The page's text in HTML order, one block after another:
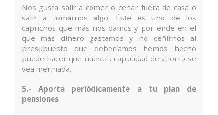
Nos gusta salir a comer o cenar fuera de casa o
salir a tomarnos algo. Éste es uno de los
caprichos que más nos damos y por ende en el
que más dinero gastamos y no ceñirnos al
presupuesto que deberíamos hemos hecho
puede hacer que nuestra capacidad de ahorro se
vea mermada.
5.- Aporta periódicamente a tu plan de
pensiones